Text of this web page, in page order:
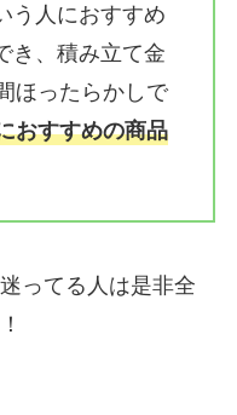
う人におすすめ
き、積み立て金
ほったらかしで
おすすめの商品
ってる人は是非全